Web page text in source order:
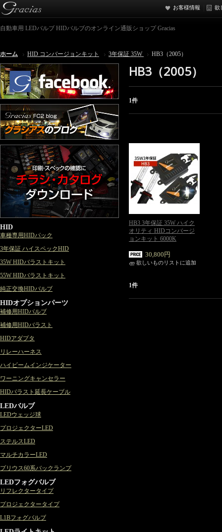
お客様情報 欲
自動車用 LEDバルブ HIDバルブのオンライン通販ショップ Gracias
ホーム HID コンバージョンキット 3年保証 35W HB3（2005）
HB3（2005）
1件
HB3 3年保証 35W ハイク
オリティ HIDコンバージ
ョンキット 6000K
30,800円
欲しいものリストに追加
1件
HID
車種専用HIDパック
3年保証 ハイスペックHID
35W HIDバラストキット
55W HIDバラストキット
純正交換HIDバルブ
HIDオプションパーツ
補修用HIDバルブ
補修用HIDバラスト
HIDアダプタ
リレーハーネス
ハイビームインジケーター
ワーニングキャンセラー
HIDバラスト延長ケーブル
LEDバルブ
LEDウェッジ球
プロジェクターLED
ステルスLED
マルチカラーLED
プリウス60系バックランプ
LEDフォグバルブ
リフレクタータイプ
プロジェクタータイプ
L1Bフォグバルブ